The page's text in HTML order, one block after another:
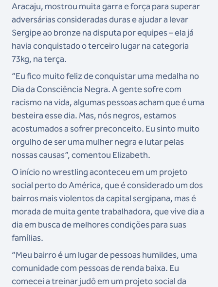
Aracaju, mostrou muita garra e força para superar
adversárias consideradas duras e ajudar a levar
Sergipe ao bronze na disputa por equipes – ela já
havia conquistado o terceiro lugar na categoria
73kg, na terça.
“Eu fico muito feliz de conquistar uma medalha no
Dia da Consciência Negra. A gente sofre com
racismo na vida, algumas pessoas acham que é uma
besteira esse dia. Mas, nós negros, estamos
acostumados a sofrer preconceito. Eu sinto muito
orgulho de ser uma mulher negra e lutar pelas
nossas causas”, comentou Elizabeth.
O início no wrestling aconteceu em um projeto
social perto do América, que é considerado um dos
bairros mais violentos da capital sergipana, mas é
morada de muita gente trabalhadora, que vive dia a
dia em busca de melhores condições para suas
famílias.
“Meu bairro é um lugar de pessoas humildes, uma
comunidade com pessoas de renda baixa. Eu
comecei a treinar judô em um projeto social da